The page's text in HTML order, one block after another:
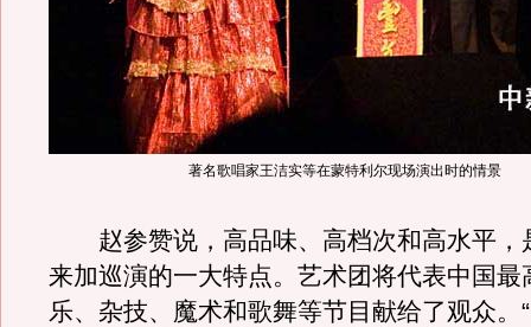
著名歌唱家王洁实等在蒙特利尔现场演出时的情景
赵参赞说，高品味、高档次和高水平，
来加巡演的一大特点。艺术团将代表中国最
乐、杂技、魔术和歌舞等节目献给了观众。